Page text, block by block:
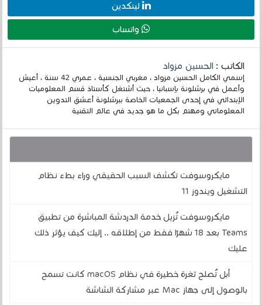
لينكدين
واتساب
الكاتب :الحسين مزواد
إسمي الكامل الحسين مزواد ، مغربي الجنسية ، عمري 42 سنة ، أعيش
وأعمل في برشلونة بإسبانيا ، حيث أشتغل كأستاذ قسم المعلوميات
الإبتدائي في إحدى الجمعيات الخاصة ببرشلونة أعشق التدوين
المعلوماتي ومهتم بكل ما هو جديد في عالم التقنية
مايكروسوفت تكشف السبب الحقيقي وراء بطء نظام
التشغيل ويندوز 11
مايكروسوفت تُزيل خدمة الدردشة المباشرة من تطبيق
Teams بعد 18 شهرًا فقط من إطلاقه .. إليك كيف يؤثر ذلك
عليك
أبل تُصلح ثغرة خطيرة في نظام macOS كانت تسمح
بالوصول إلى جهاز Mac عبر مشاركة الشاشة